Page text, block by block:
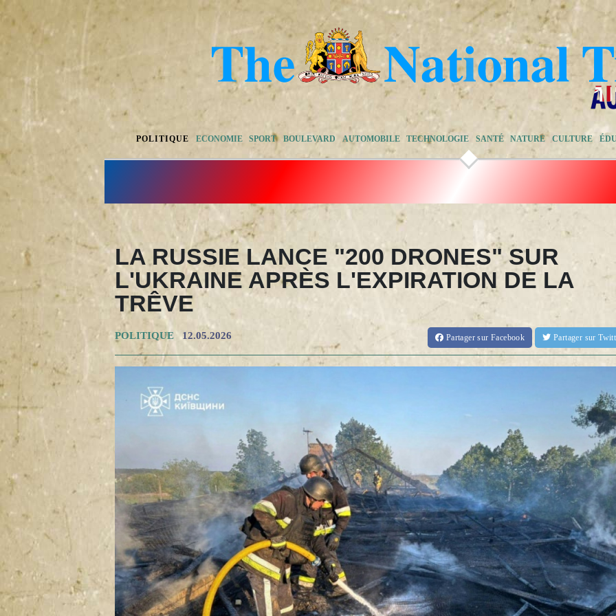
POLITIQUE ECONOMIE SPORT BOULEVARD AUTOMOBILE TECHNOLOGIE SANTÉ NATURE CULTURE
LA RUSSIE LANCE "200 DRONES" SUR
L'UKRAINE APRÈS L'EXPIRATION DE LA
TRÊVE
POLITIQUE 12.05.2026 Partagersur Facebook Partager sur